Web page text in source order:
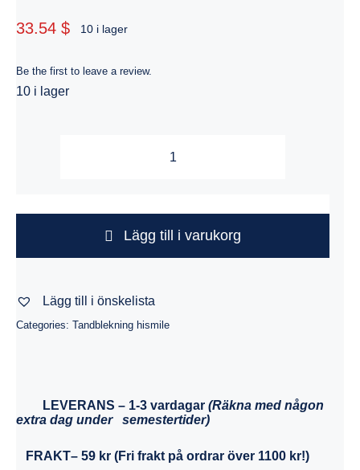
33.54 $ 10 i lager
Be the first to leave a review.
10 i lager
Hyaluronic
Gum
Mouthwash
Lägg till i varukorg
Lägg till i önskelista
Categories: Tandblekning hismile
LEVERANS – 1-3 vardagar (Räkna med någon
extra dag under semestertider)
FRAKT– 59 kr (Fri frakt på ordrar över 1100 kr!)